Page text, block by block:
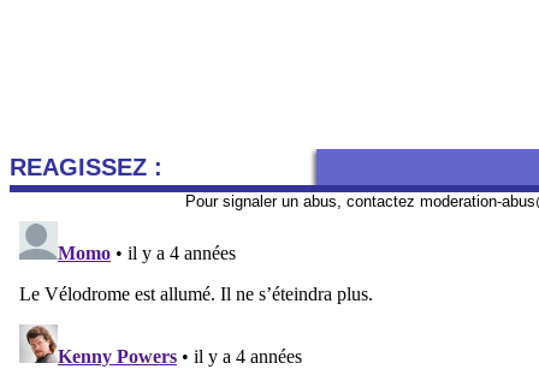
REAGISSEZ :
Pour signaler un abus, contactez moderation-